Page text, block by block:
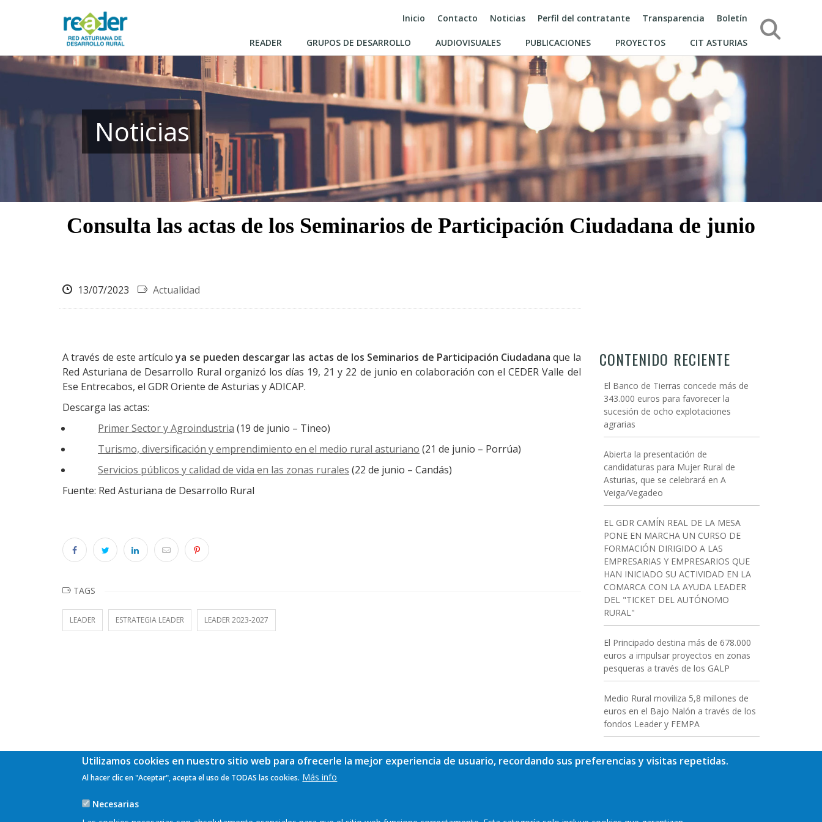
Inicio Contacto Noticias Perfil del contratante Transparencia Boletín
READER GRUPOS DE DESARROLLO AUDIOVISUALES PUBLICACIONES PROYECTOS CIT ASTURIAS
Búsqueda
Noticias
Consulta las actas de los Seminarios de Participación Ciudadana de junio
13/07/2023 Actualidad
A través de este artículoya se pueden descargar las actas de los Seminarios de Participación Ciudadana que la
Red Asturiana de Desarrollo Rural organizó los días 19, 21 y 22 de junio en colaboración con el CEDER Valle del
Ese Entrecabos, el GDR Oriente de Asturias y ADICAP.
Descarga las actas:
Primer Sector y Agroindustria (19 de junio – Tineo)
Turismo, diversificación y emprendimiento en el medio rural asturiano (21 de junio – Porrúa)
Servicios públicos y calidad de vida en las zonas rurales (22 de junio – Candás)
Fuente: Red Asturiana de Desarrollo Rural
TAGS
LEADER ESTRATEGIA LEADER LEADER 2023-2027
CONTENIDO RECIENTE
El Banco de Tierras concede más de
343.000 euros para favorecer la
sucesión de ocho explotaciones
agrarias
Abierta la presentación de
candidaturas para Mujer Rural de
Asturias, que se celebrará en A
Veiga/Vegadeo
EL GDR CAMÍN REAL DE LA MESA
PONE EN MARCHA UN CURSO DE
FORMACIÓN DIRIGIDO A LAS
EMPRESARIAS Y EMPRESARIOS QUE
HAN INICIADO SU ACTIVIDAD EN LA
COMARCA CON LA AYUDA LEADER
DEL "TICKET DEL AUTÓNOMO
RURAL"
El Principado destina más de 678.000
euros a impulsar proyectos en zonas
pesqueras a través de los GALP
Medio Rural moviliza 5,8 millones de
euros en el Bajo Nalón a través de los
fondos Leader y FEMPA
Utilizamos cookies en nuestro sitio web para ofrecerle la mejor experiencia de usuario, recordando sus preferencias y visitas repetidas.
Al hacer clic en "Aceptar", acepta el uso de TODAS las cookies. Más info
Necesarias